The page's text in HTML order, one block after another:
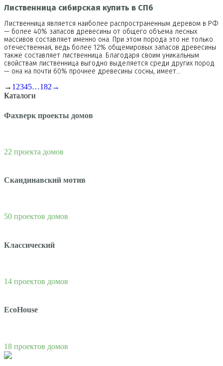
Лиственница сибирская купить в СПб
Лиственница является наиболее распространенным деревом в РФ
— более 40% запасов древесины от общего объема лесных
массивов составляет именно она. При этом порода это не только
отечественная, ведь более 12% общемировых запасов древесины
также составляет лиственница. Благодаря своим уникальным
свойствам лиственница выгодно выделяется среди других пород
— она на почти 60% прочнее древесины сосны, имеет…
→ 1 2345…182 →
Каталоги
Фахверк проекты домов
22 проекта домов
Скандинавский мотив
50 проектов домов
Классический
14 проектов домов
EcoHouse
18 проектов домов